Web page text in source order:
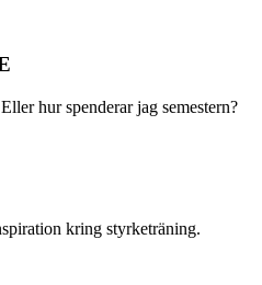
hur spenderar jag semestern?
kring styrketräning.